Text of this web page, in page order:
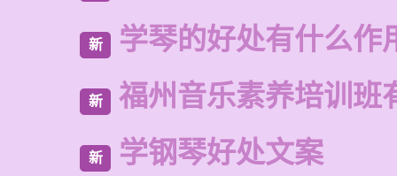
新 学琴的好处有什么作
新 福州音乐素养培训班
新 学钢琴好处文案